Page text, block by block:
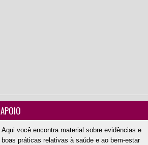
APOIO
Aqui você encontra material sobre evidências e
boas práticas relativas à saúde e ao bem-estar